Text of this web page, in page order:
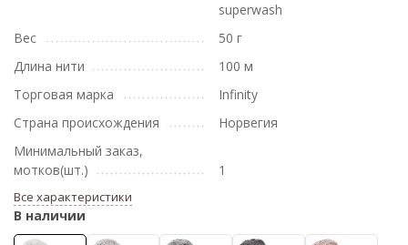
superwash
Вес
50 г
Длина нити
100 м
Торговая марка
Infinity
Страна происхождения
Норвегия
Минимальный заказ,
мотков(шт.)
1
Все характеристики
В наличии